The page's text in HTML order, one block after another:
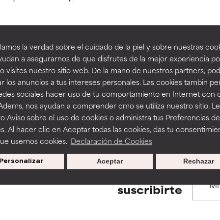
la verdad sobre el cuidado de la piel y sobre nuestras
a asegurarnos de que disfrutes de la mejor experiencia
visites nuestro sitio web. De la mano de nuestros partners,
los anuncios a tus intereses personales. Las cookies tambin
sociales hacer uso de tu comportamiento en Internet con
nos ayudan a comprender cmo se utiliza nuestro sitio.
Aviso sobre el uso de cookies o administra tus Preferencias de
Al hacer clic en Aceptar todas las cookies, das tu
usemos cookies. Declaración de Cookies
Personalizar Rechazar
Aceptar
BACK TO SEARCH
to assess ingredients in this dictionary. Regulations
tan beneficiosos como los de la categoría excelente, suelen ser
la estabilidad o la absorción de una fórmula.
ciertas limitaciones en cuanto a su apariencia, estabilidad o
básicos o que no cuentan con suficiente respaldo científico.
algunos beneficios se recomienda evitarlo por su
efectos adversos como irritación, inflamación o
se utiliza en altas concentraciones o junto con otros
tan beneficiosos como los de la categoría excelente, suelen ser
la estabilidad o la absorción de una fórmula.
ciertas limitaciones en cuanto a su apariencia, estabilidad o
básicos o que no cuentan con suficiente respaldo científico.
algunos beneficios se recomienda evitarlo por su
efectos adversos como irritación, inflamación o
se utiliza en altas concentraciones o junto con otros
suscribirte